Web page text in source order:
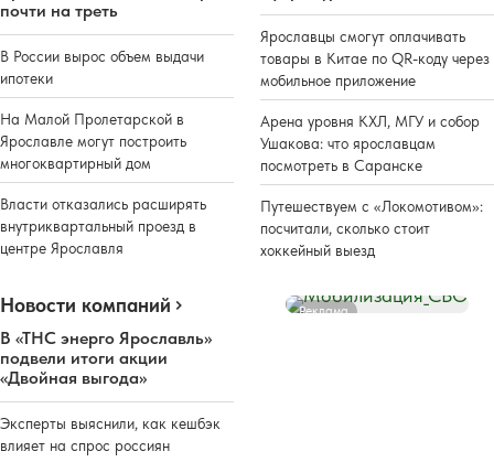
почти на треть
В России вырос объем выдачи
ипотеки
На Малой Пролетарской в
Ярославле могут построить
многоквартирный дом
Власти отказались расширять
внутриквартальный проезд в
центре Ярославля
Ярославцы смогут оплачивать
товары в Китае по QR-коду через
мобильное приложение
Арена уровня КХЛ, МГУ и собор
Ушакова: что ярославцам
посмотреть в Саранске
Путешествуем с «Локомотивом»:
посчитали, сколько стоит
хоккейный выезд
Новости компаний
В «ТНС энерго Ярославль»
подвели итоги акции
«Двойная выгода»
Эксперты выяснили, как кешбэк
влияет на спрос россиян
Реклама